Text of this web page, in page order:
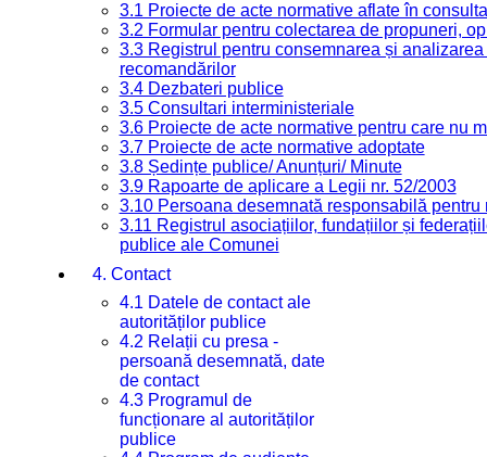
3.1 Proiecte de acte normative aflate în
3.2 Formular pentru colectarea de propuneri,
3.3 Registrul pentru consemnarea și
recomandărilor
3.4 Dezbateri publice
3.5 Consultari interministeriale
3.6 Proiecte de acte normative pentru care nu
3.7 Proiecte de acte normative adoptate
3.8 Ședințe publice/ Anunțuri/ Minute
3.9 Rapoarte de aplicare a Legii nr. 52/2003
3.10 Persoana desemnată responsabilă
3.11 Registrul asociațiilor, fundațiilor și
publice ale Comunei
4. Contact
4.1 Datele de contact ale
autorităților publice
4.2 Relații cu presa -
persoană desemnată, date
de contact
4.3 Programul de
funcționare al autorităților
publice